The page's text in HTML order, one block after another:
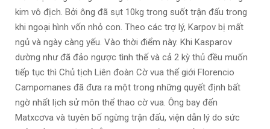
kim vô địch. Bởi ông đã sụt 10kg trong suốt trận đấu trong
khi ngoại hình vốn nhỏ con. Theo các trợ lý, Karpov bị mất
ngủ và ngày càng yếu. Vào thời điểm này. Khi Kasparov
dường như đã đảo ngược tình thế và cả 2 kỳ thủ đều muốn
tiếp tục thì Chủ tịch Liên đoàn Cờ vua thế giới Florencio
Campomanes đã đưa ra một trong những quyết định bất
ngờ nhất lịch sử môn thể thao cờ vua. Ông bay đến
Matxcơva và tuyên bố ngừng trận đấu, viện dẫn lý do sức